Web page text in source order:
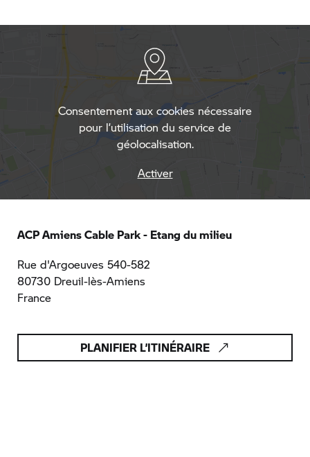
Consentement aux cookies nécessaire
pour l’utilisation du service de
géolocalisation.
Activer
ACP Amiens Cable Park - Etang du milieu
Rue d'Argoeuves 540-582
80730 Dreuil-lès-Amiens
France
PLANIFIER L’ITINÉRAIRE